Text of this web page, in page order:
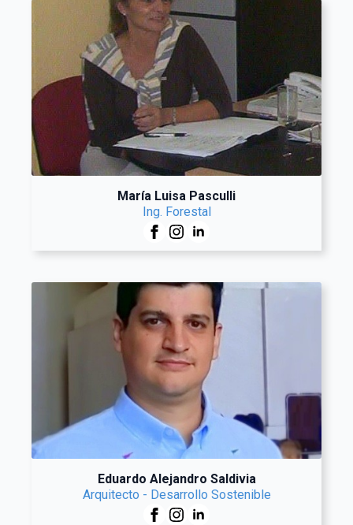
María Luisa Pasculli
Ing. Forestal
Eduardo Alejandro Saldivia
Arquitecto - Desarrollo Sostenible